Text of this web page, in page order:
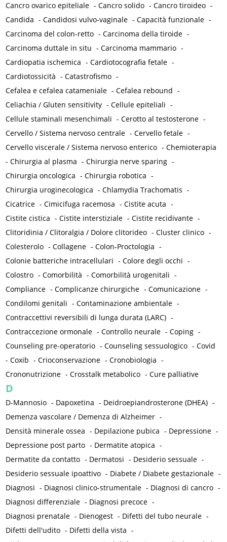
Cancro ovarico epiteliale -Cancro solido -Cancro tiroideo -
Candida -Candidosi vulvo-vaginale -Capacità funzionale -
Carcinoma del colon-retto -Carcinoma della tiroide -
Carcinoma duttale in situ -Carcinoma mammario -
Cardiopatia ischemica -Cardiotocografia fetale -
Cardiotossicità -Catastrofismo -
Cefalea e cefalea catameniale -Cefalea rebound -
Celiachia / Gluten sensitivity -Cellule epiteliali -
Cellule staminali mesenchimali -Cerotto al testosterone -
Cervello / Sistema nervoso centrale -Cervello fetale -
Cervello viscerale / Sistema nervoso enterico -Chemioterapia
-Chirurgia al plasma -Chirurgia nerve sparing -
Chirurgia oncologica -Chirurgia robotica -
Chirurgia uroginecologica -Chlamydia Trachomatis -
Cicatrice -Cimicifuga racemosa -Cistite acuta -
Cistite cistica -Cistite interstiziale -Cistite recidivante -
Clitoridinia / Clitoralgia / Dolore clitorideo -Cluster clinico -
Colesterolo -Collagene -Colon-Proctologia -
Colonie batteriche intracellulari -Colore degli occhi -
Colostro -Comorbilità -Comorbilità urogenitali -
Compliance -Complicanze chirurgiche -Comunicazione -
Condilomi genitali -Contaminazione ambientale -
Contraccettivi reversibili di lunga durata (LARC) -
Contraccezione ormonale -Controllo neurale -Coping -
Counseling pre-operatorio -Counseling sessuologico -Covid
-Coxib -Crioconservazione -Cronobiologia -
Crononutrizione -Crosstalk metabolico -Cure palliative
D
D-Mannosio - Dapoxetina - Deidroepiandrosterone (DHEA) -
Demenza vascolare / Demenza di Alzheimer -
Densità minerale ossea - Depilazione pubica - Depressione -
Depressione post parto - Dermatite atopica -
Dermatite da contatto - Dermatosi - Desiderio sessuale -
Desiderio sessuale ipoattivo - Diabete / Diabete gestazionale -
Diagnosi - Diagnosi clinico-strumentale - Diagnosi di cancro -
Diagnosi differenziale - Diagnosi precoce -
Diagnosi prenatale - Dienogest - Difetti del tubo neurale -
Difetti dell'udito - Difetti della vista -